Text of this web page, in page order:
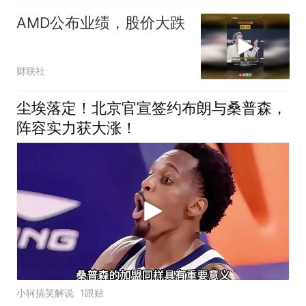
AMD公布业绩，股价大跌
财联社
尘埃落定！北京官宣签约布朗与桑普森，
阵容实力获大涨！
小轲搞笑解说 1跟贴